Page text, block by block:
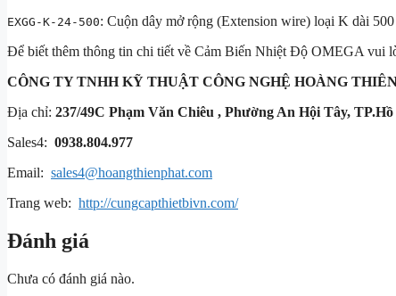
EXGG-K-24-500: Cuộn dây mở rộng (Extension wire) loại K dài
Để biết thêm thông tin chi tiết về Cảm Biến Nhiệt Độ OMEGA vui
CÔNG TY TNHH KỸ THUẬT CÔNG NGHỆ HOÀNG
Địa chỉ: 237/49C Phạm Văn Chiêu , Phường An Hội Tây,
Sales4: 0938.804.977
Email: sales4@hoangthienphat.com
Trang web: http://cungcapthietbivn.com/
Đánh giá
Chưa có đánh giá nào.